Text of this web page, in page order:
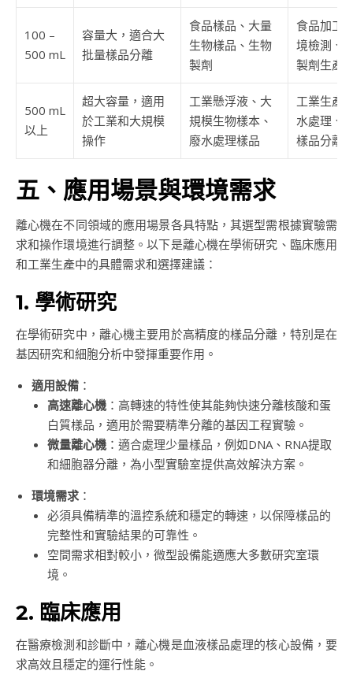
100 –
500 mL
容量大，適合大
批量樣品分離
食品樣品、大量
生物樣品、生物
製劑
食品加工
境檢測、
製劑生產
500 mL
以上
超大容量，適用
於工業和大規模
操作
工業懸浮液、大
規模生物樣本、
廢水處理樣品
工業生產
水處理、
樣品分離
五、應用場景與環境需求
離心機在不同領域的應用場景各具特點，其選型需根據實驗需
求和操作環境進行調整。以下是離心機在學術研究、臨床應用
和工業生產中的具體需求和選擇建議：
1. 學術研究
在學術研究中，離心機主要用於高精度的樣品分離，特別是在
基因研究和細胞分析中發揮重要作用。
適用設備 ：
高速離心機 ：高轉速的特性使其能夠快速分離核酸和蛋
白質樣品，適用於需要精準分離的基因工程實驗。
微量離心機 ：適合處理少量樣品，例如DNA、RNA提取
和細胞器分離，為小型實驗室提供高效解決方案。
環境需求 ：
必須具備精準的溫控系統和穩定的轉速，以保障樣品的
完整性和實驗結果的可靠性。
空間需求相對較小，微型設備能適應大多數研究室環
境。
2. 臨床應用
在醫療檢測和診斷中，離心機是血液樣品處理的核心設備，要
求高效且穩定的運行性能。